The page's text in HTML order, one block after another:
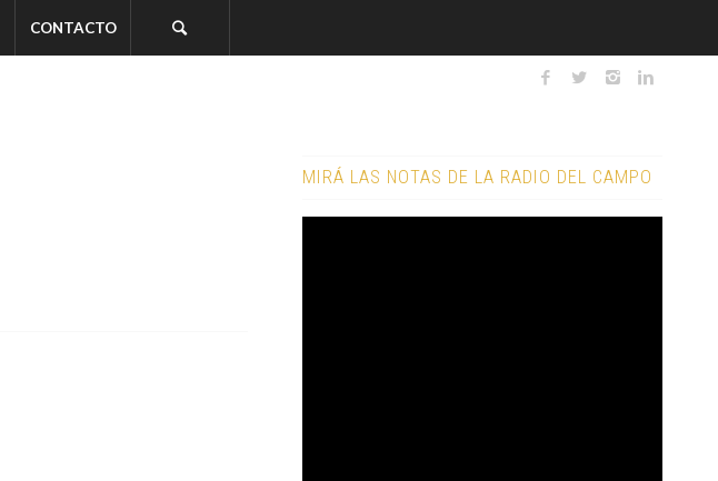
CONTACTO
MIRÁ LAS NOTAS DE LA RADIO DEL CAMPO